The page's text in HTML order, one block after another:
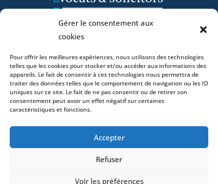
Gérer le consentement aux
cookies
Pour offrir les meilleures expériences, nous utilisons des technologies
telles que les cookies pour stocker et/ou accéder aux informations des
appareils. Le fait de consentir à ces technologies nous permettra de
traiter des données telles que le comportement de navigation ou les ID
uniques sur ce site. Le fait de ne pas consentir ou de retirer son
consentement peut avoir un effet négatif sur certaines
caractéristiques et fonctions.
Accepter
Refuser
Voir les préférences
Activités
Avocats
Bureaux
Avocats
Actualités
Contact